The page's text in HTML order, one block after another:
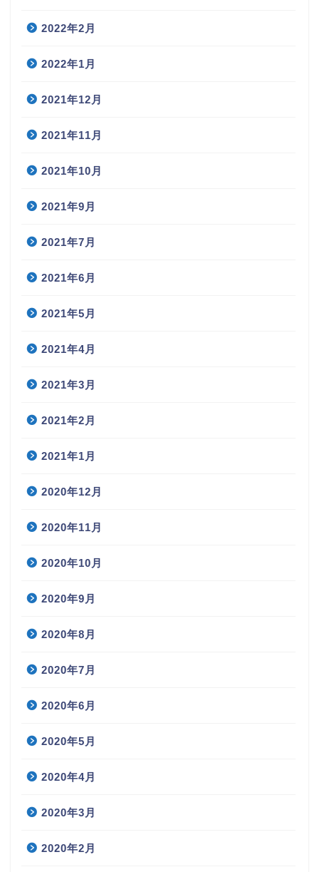
2022年2月
2022年1月
2021年12月
2021年11月
2021年10月
2021年9月
2021年7月
2021年6月
2021年5月
2021年4月
2021年3月
2021年2月
2021年1月
2020年12月
2020年11月
2020年10月
2020年9月
2020年8月
2020年7月
2020年6月
2020年5月
2020年4月
2020年3月
2020年2月